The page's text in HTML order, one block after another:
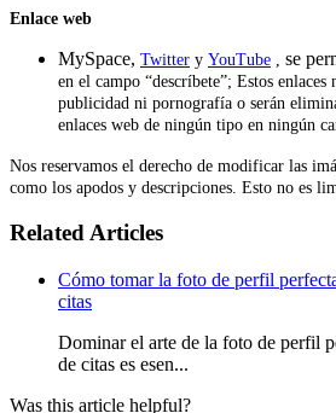
Enlace web
MySpace, Twitter y YouTube se
en el campo “descríbete”; Estos enlaces
publicidad ni pornografía o serán
enlaces web de ningún tipo en ningún
Nos reservamos el derecho de modificar las
como los apodos y descripciones. Esto no es
Related Articles
Cómo tomar la foto de perfil
citas
Dominar el arte de la foto de perfil
de citas es esen...
Was this article helpful?